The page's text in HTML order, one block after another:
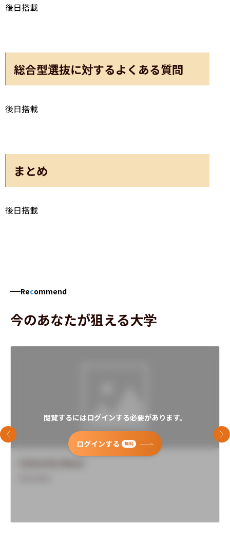
後日搭載
総合型選抜に対するよくある質問
後日搭載
まとめ
後日搭載
Recommend
今のあなたが狙える大学
閲覧するにはログインする必要があります。
ログインする 無料
前のスライド 次